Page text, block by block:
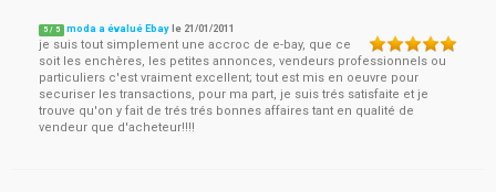
5 / 5 moda a évalué Ebay le 21/01/2011
je suis tout simplement une accroc de e-bay, que ce
soit les enchères, les petites annonces, vendeurs professionnels ou
particuliers c'est vraiment excellent; tout est mis en oeuvre pour
securiser les transactions, pour ma part, je suis trés satisfaite et je
trouve qu'on y fait de trés trés bonnes affaires tant en qualité de
vendeur que d'acheteur!!!!